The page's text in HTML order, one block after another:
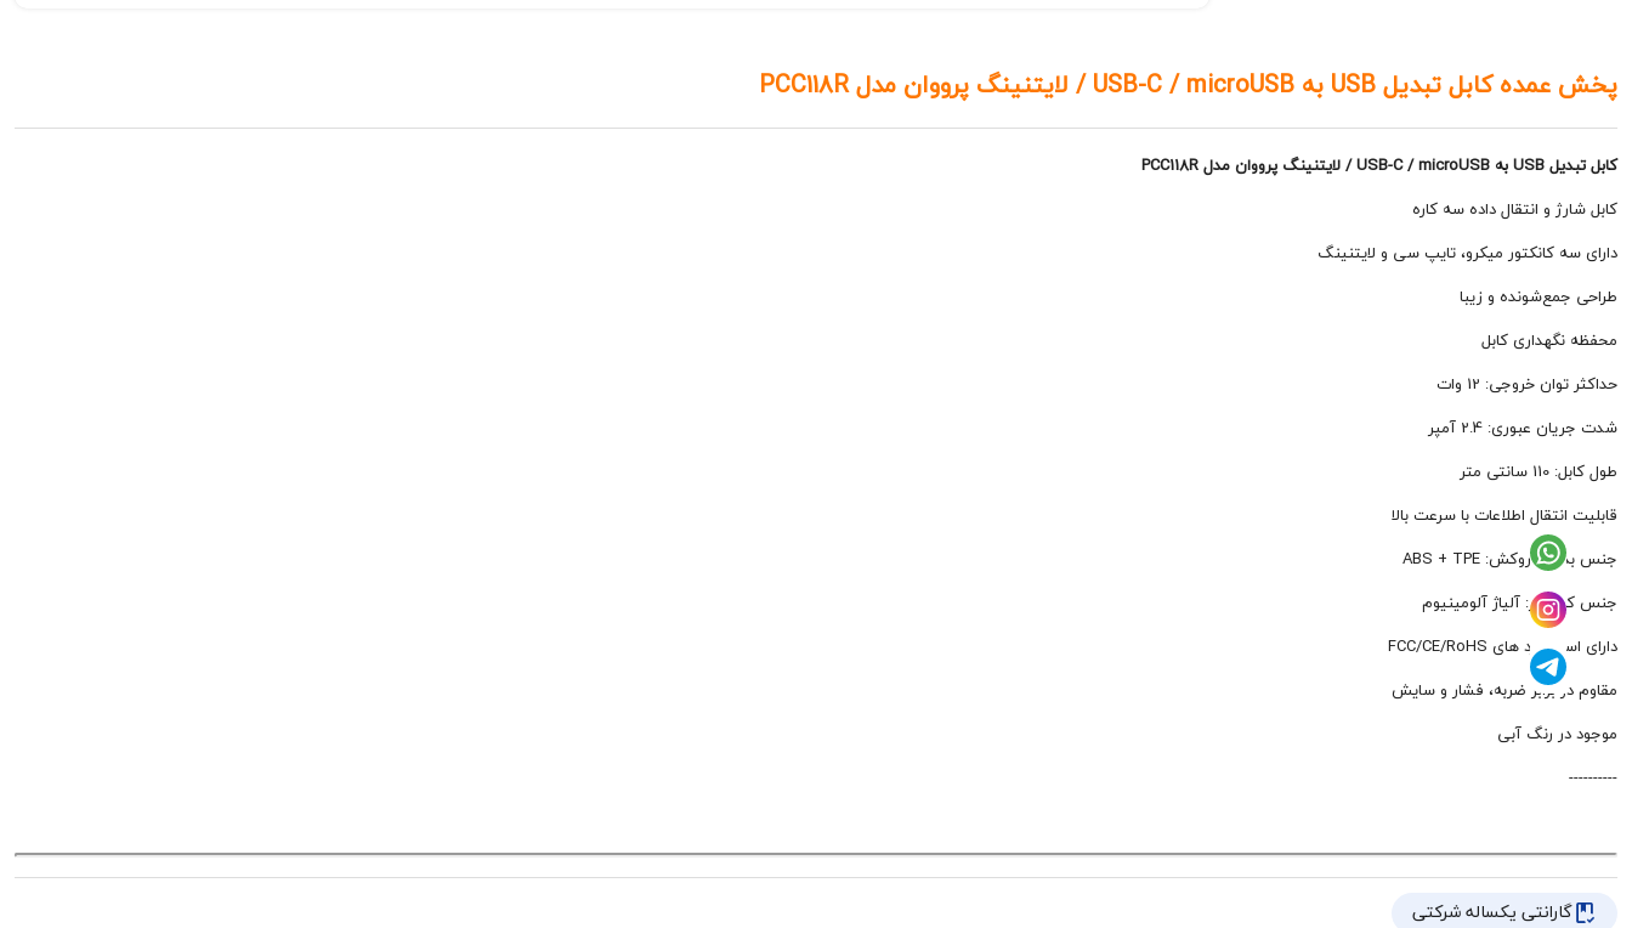
پخش عمده کابل تبدیل USB به USB-C / microUSB / لایتنینگ پرووان مدل PCC118R
کابل تبدیل USB به USB-C / microUSB / لایتنینگ پرووان مدل PCC118R
کابل شارژ و انتقال داده سه کاره
دارای سه کانکتور میکرو، تایپ سی و لایتنینگ
طراحی جمع‌شونده و زیبا
محفظه نگهداری کابل
حداکثر توان خروجی: 12 وات
شدت جریان عبوری: 2.4 آمپر
طول کابل: 110 سانتی متر
قابلیت انتقال اطلاعات با سرعت بالا
جنس بدنه و روکش: ABS + TPE
جنس کانکتور: آلیاژ آلومینیوم
دارای استاندارد های FCC/CE/RoHS
مقاوم در برابر ضربه، فشار و سایش
موجود در رنگ آبی
----------
گارانتی یکساله شرکتی